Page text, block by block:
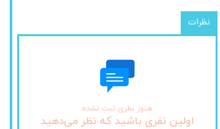
نظرات
هنوز نظری ثبت نشده
اولین نفری باشید که نظر می‌دهید